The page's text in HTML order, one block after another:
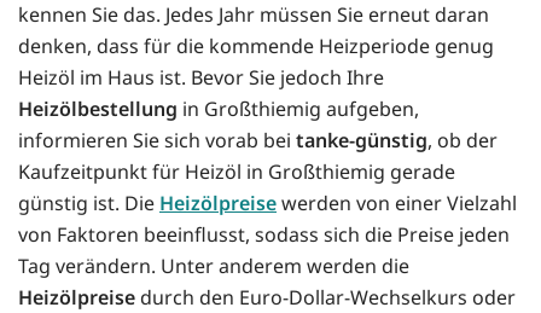
kennen Sie das. Jedes Jahr müssen Sie erneut daran
denken, dass für die kommende Heizperiode genug
Heizöl im Haus ist. Bevor Sie jedoch Ihre
Heizölbestellung in Großthiemig aufgeben,
informieren Sie sich vorab bei tanke-günstig, ob der
Kaufzeitpunkt für Heizöl in Großthiemig gerade
günstig ist. Die Heizölpreisewerden von einer Vielzahl
von Faktoren beeinflusst, sodass sich die Preise jeden
Tag verändern. Unter anderem werden die
Heizölpreise durch den Euro-Dollar-Wechselkurs oder